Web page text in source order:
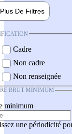
Plus De Filtres
Cadre
Non cadre
Non renseignée
BRUT MINIMUM
minimum
une périodicité